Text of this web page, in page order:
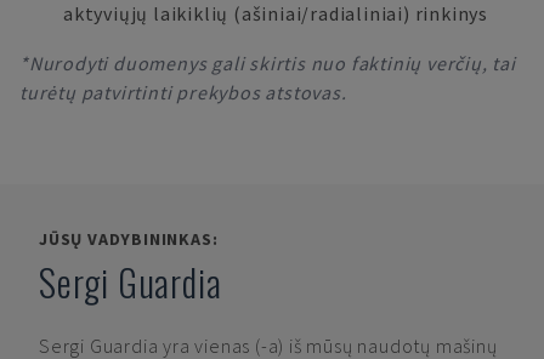
aktyviųjų laikiklių (ašiniai/radialiniai) rinkinys
*Nurodyti duomenys gali skirtis nuo faktinių verčių, tai
turėtų patvirtinti prekybos atstovas.
JŪSŲ VADYBININKAS:
Sergi Guardia
Sergi Guardia yra vienas (-a) iš mūsų naudotų mašinų